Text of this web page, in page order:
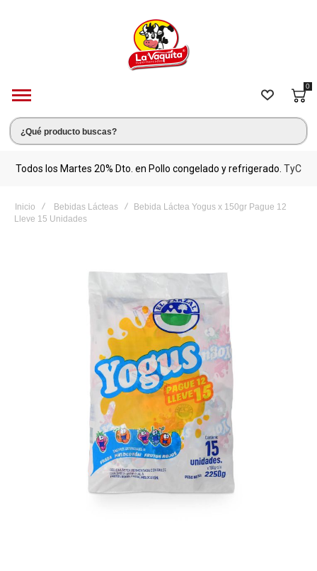
0
Todos los Martes 20% Dto. en Pollo congelado y refrigerado. TyC
Inicio Bebidas Lácteas
Bebida Láctea Yogus x 150gr Pague 12
Lleve 15 Unidades